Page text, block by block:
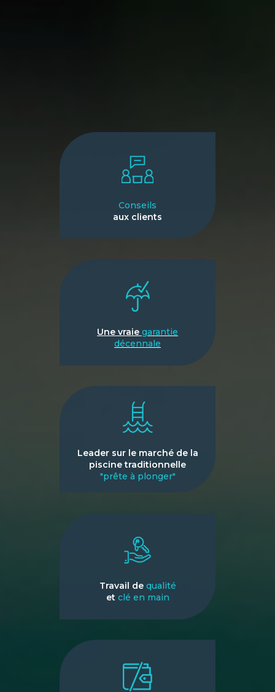
Conseils
aux clients
Une vraie garantie
décennale
Leader sur le marché de la
piscine traditionnelle
"prête à plonger"
Travail de qualité
et clé en main